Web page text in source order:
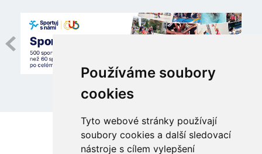
Používáme soubory
cookies
Tyto webové stránky používají
soubory cookies a další sledovací
nástroje s cílem vylepšení